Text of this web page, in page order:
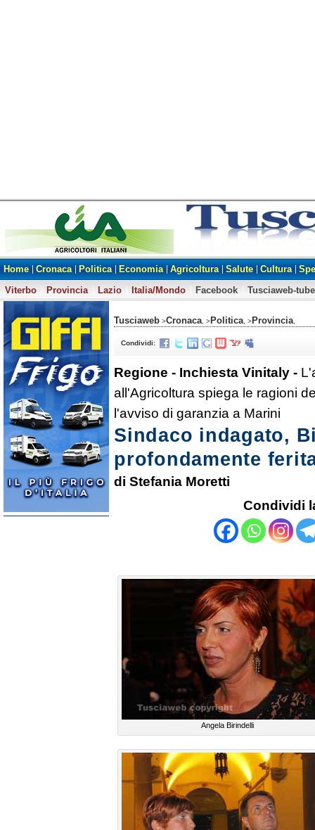
Home Cronaca Politica Economia Agricoltura Salute Cultura
Viterbo
Provincia Lazio Italia/Mondo Facebook Tusciaweb-tube
Tusciaweb >Cronaca , >Politica , >Provincia
Condividi:
Regione - Inchiesta Vinitaly -
all'Agricoltura spiega le ragioni
l'avviso di garanzia a Marini
Sindaco indagato,
profondamente
di Stefania Moretti
Condividi
Angela Birindelli